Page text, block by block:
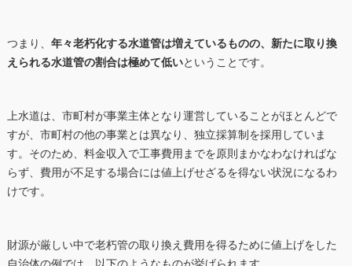
つまり、 年々老朽化する水道管は増えているものの、新たに取り換
えられる水道管の割合は極めて低いということです。
上水道は、市町村が事業主体となり運営していることがほとんどで
すが、市町村の他の事業とは異なり、独立採算制を採用していま
す。そのため、料金収入で工事費用までを原則まかなわなければな
らず、費用が不足する場合には値上げせざるを得ない状況になるわ
けです。
財源が厳しい中で老朽管の取り換え費用を得るために値上げをした